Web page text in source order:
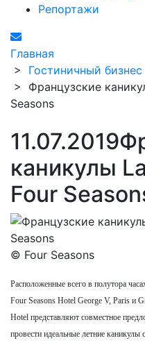
Репортажи
Главная
> Гостиничный бизнес
> Французские
Seasons
11.07.2019
каникулы
Four
© Four Seasons
Расположенные всего в полутора
Four Seasons Hotel George V, Paris и
Hotel представляют совместное
провести идеальные летние каникулы